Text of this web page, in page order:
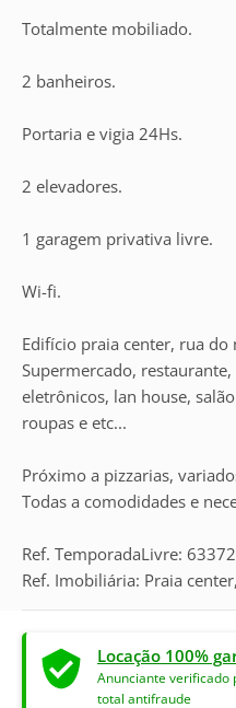
Totalmente mobiliado.
2 banheiros.
Portaria e vigia 24Hs.
2 elevadores.
1 garagem privativa livre.
Wi-fi.
Edifício praia center, rua
Supermercado, restaurante,
eletrônicos, lan house,
roupas e etc...
Próximo a pizzarias,
Todas a comodidades e
Ref. TemporadaLivre: 63372
Ref. Imobiliária: Praia
Locação 100%
Anunciante verificado
total antifraude